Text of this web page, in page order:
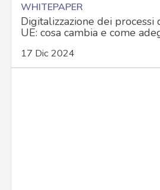
WHITEPAPER
Digitalizzazione dei processi
UE: cosa cambia e come
17 Dic 2024